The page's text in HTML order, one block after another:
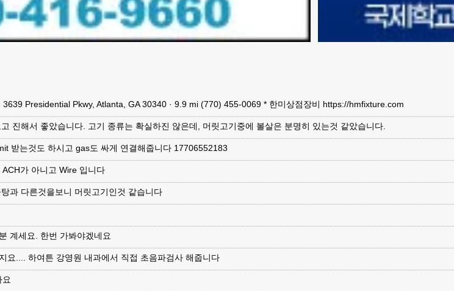
Presidential Pkwy, Atlanta, GA 30340 · 9.9 mi (770) 455-0069 * 한미상점장비 https://hmfixture.com
진해서 좋았습니다. 고기 종류는 확실하진 않은데, 머릿고기중에 볼살은 분명히 있는것 같았습니다.
받는것도 하시고 gas도 싸게 연결해줍니다 17706552183
가 아니고 Wire 입니다
과 다른것을보니 머릿고기인것 같습니다
계세요. 한번 가봐야겠네요
요.... 하여튼 강영원 내과에서 직접 초음파검사 해줍니다